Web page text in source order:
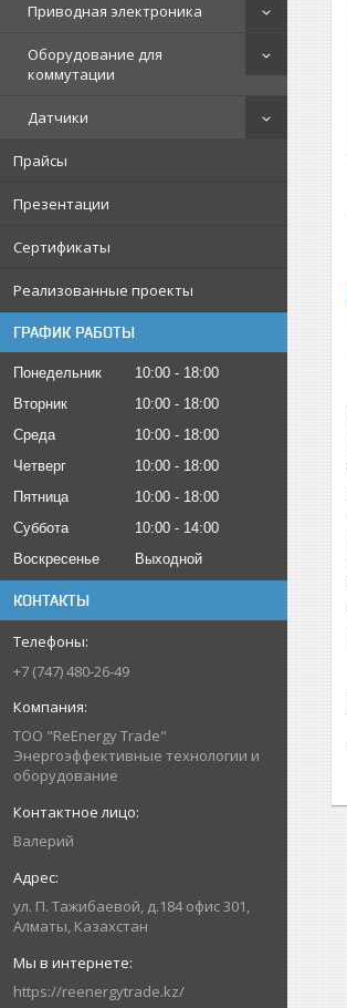
Приводная электроника
Оборудование для
коммутации
Датчики
Прайсы
Презентации
Сертификаты
Реализованные проекты
ГРАФИК РАБОТЫ
Понедельник 10:00
18:00
Вторник
10:00
18:00
Среда
10:00
18:00
Четверг
10:00
18:00
Пятница
10:00
18:00
Суббота
10:00
14:00
Воскресенье
Выходной
КОНТАКТЫ
+7 (747) 480-26-49
ТОО "ReEnergy Trade"
Энергоэффективные технологии и
оборудование
Валерий
ул. П. Тажибаевой, д.184 офис 301,
Алматы, Казахстан
https://reenergytrade.kz/